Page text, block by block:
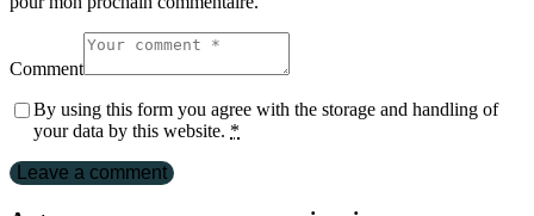
Comment
By using this form you agree with the storage and handling of
your data by this website. *